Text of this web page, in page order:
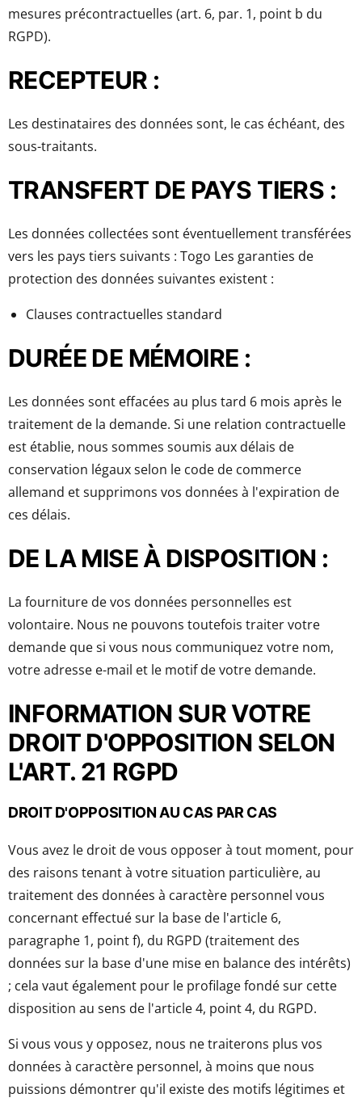
mesures précontractuelles (art. 6, par. 1, point b du
RGPD).
RECEPTEUR :
Les destinataires des données sont, le cas échéant, des
sous-traitants.
TRANSFERT DE PAYS TIERS :
Les données collectées sont éventuellement transférées
vers les pays tiers suivants : Togo Les garanties de
protection des données suivantes existent :
Clauses contractuelles standard
DURÉE DE MÉMOIRE :
Les données sont effacées au plus tard 6 mois après le
traitement de la demande. Si une relation contractuelle
est établie, nous sommes soumis aux délais de
conservation légaux selon le code de commerce
allemand et supprimons vos données à l'expiration de
ces délais.
DE LA MISE À DISPOSITION :
La fourniture de vos données personnelles est
volontaire. Nous ne pouvons toutefois traiter votre
demande que si vous nous communiquez votre nom,
votre adresse e-mail et le motif de votre demande.
INFORMATION SUR VOTRE
DROIT D'OPPOSITION SELON
L'ART. 21 RGPD
DROIT D'OPPOSITION AU CAS PAR CAS
Vous avez le droit de vous opposer à tout moment, pour
des raisons tenant à votre situation particulière, au
traitement des données à caractère personnel vous
concernant effectué sur la base de l'article 6,
paragraphe 1, point f), du RGPD (traitement des
données sur la base d'une mise en balance des intérêts)
; cela vaut également pour le profilage fondé sur cette
disposition au sens de l'article 4, point 4, du RGPD.
Si vous vous y opposez, nous ne traiterons plus vos
données à caractère personnel, à moins que nous
puissions démontrer qu'il existe des motifs légitimes et